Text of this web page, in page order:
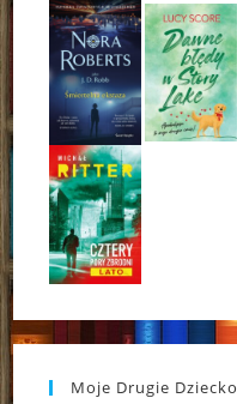
Moje Drugie Dziecko